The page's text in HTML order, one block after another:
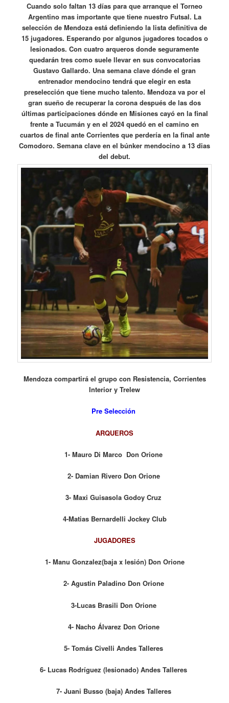
Cuando solo faltan 13 días para que arranque el Torneo
Argentino mas importante que tiene nuestro Futsal. La
selección de Mendoza está definiendo la lista definitiva de
15 jugadores. Esperando por algunos jugadores tocados o
lesionados. Con cuatro arqueros donde seguramente
quedarán tres como suele llevar en sus convocatorias
Gustavo Gallardo. Una semana clave dónde el gran
entrenador mendocino tendrá que elegir en esta
preselección que tiene mucho talento. Mendoza va por el
gran sueño de recuperar la corona después de las dos
últimas participaciones dónde en Misiones cayó en la final
frente a Tucumán y en el 2024 quedó en el camino en
cuartos de final ante Corrientes que perdería en la final ante
Comodoro. Semana clave en el búnker mendocino a 13 dias
del debut.
Mendoza compartirá el grupo con Resistencia, Corrientes
Interior y Trelew
Pre Selección
ARQUEROS
1- Mauro Di Marco Don Orione
2- Damian Rivero Don Orione
3- Maxi Guisasola Godoy Cruz
4-Matias Bernardelli Jockey Club
JUGADORES
1- Manu Gonzalez(baja x lesión) Don Orione
2- Agustin Paladino Don Orione
3-Lucas Brasili Don Orione
4- Nacho Álvarez Don Orione
5- Tomás Civelli Andes Talleres
6- Lucas Rodríguez (lesionado) Andes Talleres
7- Juani Busso (baja) Andes Talleres